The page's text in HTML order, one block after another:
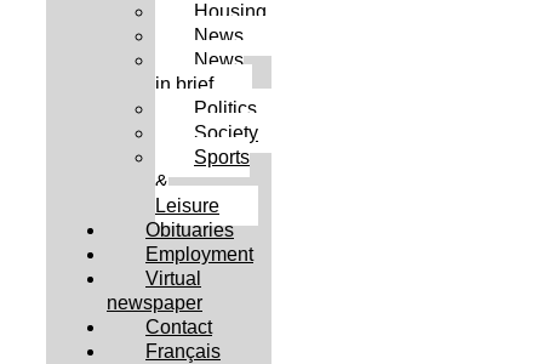
Housing
News
News
in brief
Politics
Society
Sports
&
Leisure
Obituaries
Employment
Virtual
newspaper
Contact
Français